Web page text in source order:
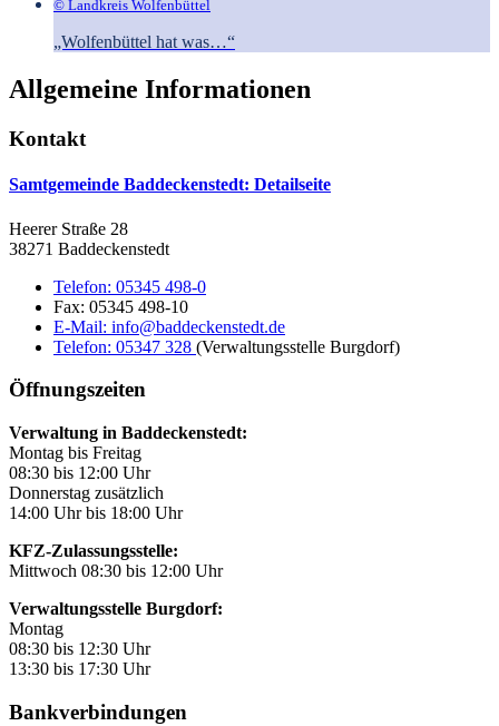
© Landkreis Wolfenbüttel
„Wolfenbüttel hat was…“
Allgemeine Informationen
Kontakt
Samtgemeinde Baddeckenstedt: Detailseite
Heerer Straße 28
38271 Baddeckenstedt
Telefon: 05345 498-0
Fax: 05345 498-10
E-Mail: info@baddeckenstedt.de
Telefon: 05347 328 (Verwaltungsstelle Burgdorf)
Öffnungszeiten
Verwaltung in Baddeckenstedt:
Montag bis Freitag
08:30 bis 12:00 Uhr
Donnerstag zusätzlich
14:00 Uhr bis 18:00 Uhr
KFZ-Zulassungsstelle:
Mittwoch 08:30 bis 12:00 Uhr
Verwaltungsstelle Burgdorf:
Montag
08:30 bis 12:30 Uhr
13:30 bis 17:30 Uhr
Bankverbindungen